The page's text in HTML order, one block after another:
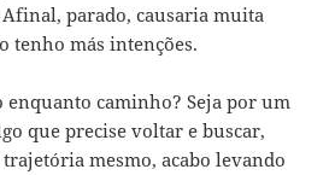
parado, causaria muita
tenho más intenções.
enquanto caminho? Seja por um
que precise voltar e buscar,
mesmo, acabo levando